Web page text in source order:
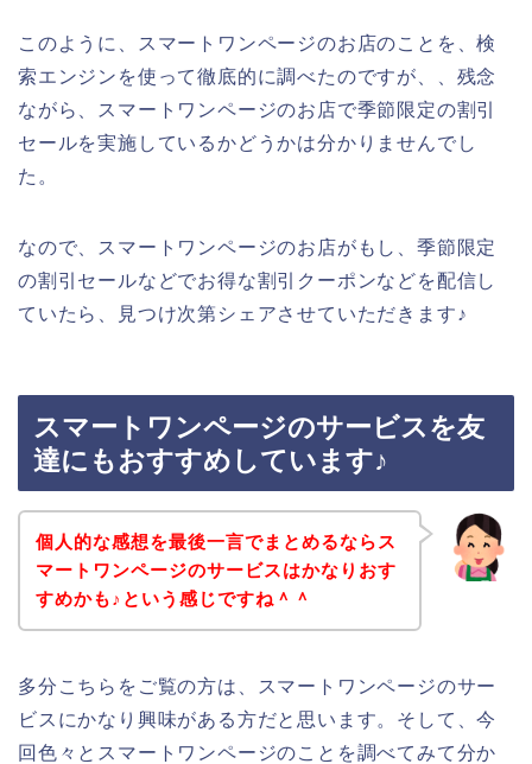
このように、スマートワンページのお店のことを、検
索エンジンを使って徹底的に調べたのですが、、残念
ながら、スマートワンページのお店で季節限定の割引
セールを実施しているかどうかは分かりませんでし
た。
なので、スマートワンページのお店がもし、季節限定
の割引セールなどでお得な割引クーポンなどを配信し
ていたら、見つけ次第シェアさせていただきます♪
スマートワンページのサービスを友
達にもおすすめしています♪
個人的な感想を最後一言でまとめるならス
マートワンページのサービスはかなりおす
すめかも♪という感じですね＾＾
多分こちらをご覧の方は、スマートワンページのサー
ビスにかなり興味がある方だと思います。そして、今
回色々とスマートワンページのことを調べてみて分か